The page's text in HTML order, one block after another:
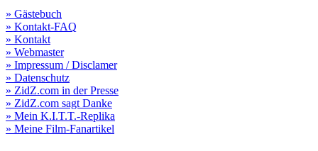
» Gästebuch
» Kontakt-FAQ
» Kontakt
» Webmaster
» Impressum / Disclamer
» Datenschutz
» ZidZ.com in der Presse
» ZidZ.com sagt Danke
» Mein K.I.T.T.-Replika
» Meine Film-Fanartikel